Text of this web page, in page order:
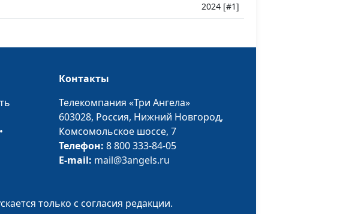
2024 [#1]
•
Контакты
Телекомпания «Три Ангела»
603028, Россия, Нижний Новгород,
Комсомольское шоссе, 7
Телефон: 8 800 333-84-05
E-mail: mail@3angels.ru
только с согласия редакции.